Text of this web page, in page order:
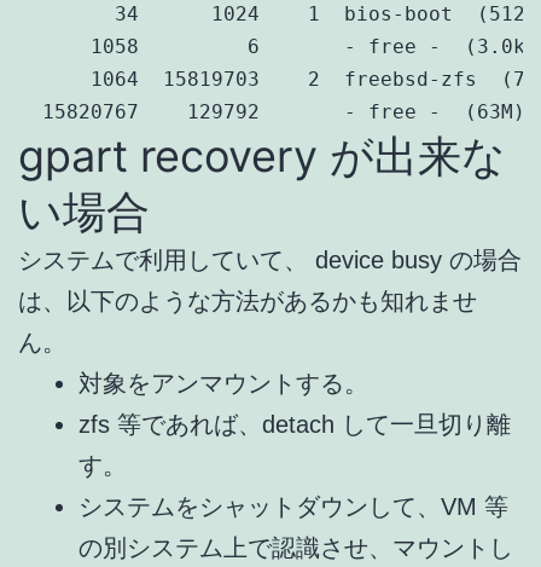
34      1024    1  bios-boot
      1058         6       - free -  (3.0k)
1064  15819703    2  freebsd-zfs
  15820767    129792       - free -  (63M)
gpart recovery が出来な
い場合
システムで利用していて、 device busy の場合
は、以下のような方法があるかも知れませ
ん。
対象をアンマウントする。
zfs 等であれば、detach して一旦切り離
す。
システムをシャットダウンして、VM 等
の別システム上で認識させ、マウントし